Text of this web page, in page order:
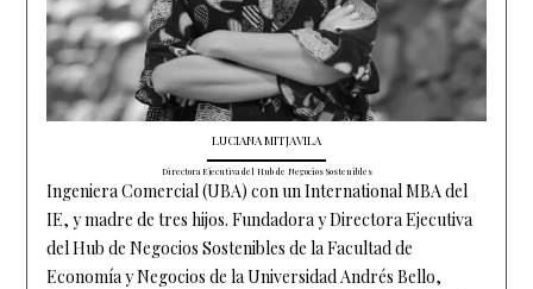
LUCIANA MITJAVILA
Directora Ejecutiva del Hub de Negocios Sostenibles
Ingeniera Comercial (UBA) con un International MBA del
IE, y madre de tres hijos. Fundadora y Directora Ejecutiva
del Hub de Negocios Sostenibles de la Facultad de
Economía y Negocios de la Universidad Andrés Bello,